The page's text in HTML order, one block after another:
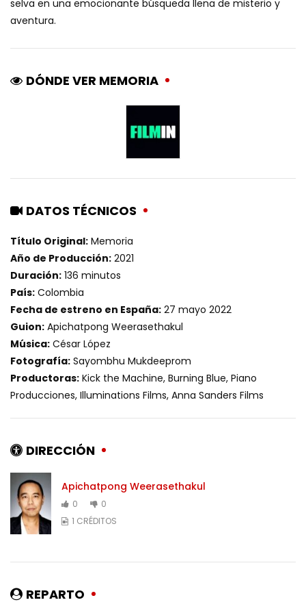
selva en una emocionante búsqueda llena de misterio y
aventura.
DÓNDE VER MEMORIA
DATOS TÉCNICOS
Título Original: Memoria
Año de Producción: 2021
Duración: 136 minutos
País: Colombia
Fecha de estreno en España: 27 mayo 2022
Guion: Apichatpong Weerasethakul
Música: César López
Fotografía: Sayombhu Mukdeeprom
Productoras: Kick the Machine, Burning Blue, Piano
Producciones, Illuminations Films, Anna Sanders Films
DIRECCIÓN
Apichatpong Weerasethakul
0
0
1 CRÉDITOS
REPARTO